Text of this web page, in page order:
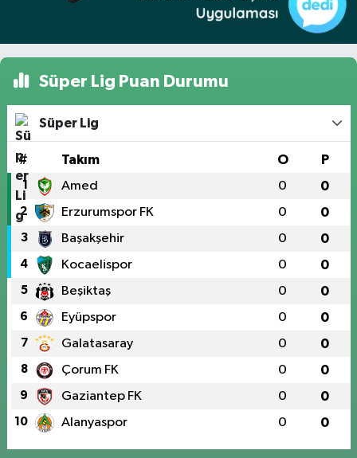
Süper Lig Puan Durumu
Süper Lig
# Takım O P
1 Amed 0 0
2 Erzurumspor FK 0 0
3 Başakşehir 0 0
4 Kocaelispor 0 0
5 Beşiktaş 0 0
6 Eyüpspor 0 0
7 Galatasaray 0 0
8 Çorum FK 0 0
9 Gaziantep FK 0 0
10 Alanyaspor 0 0